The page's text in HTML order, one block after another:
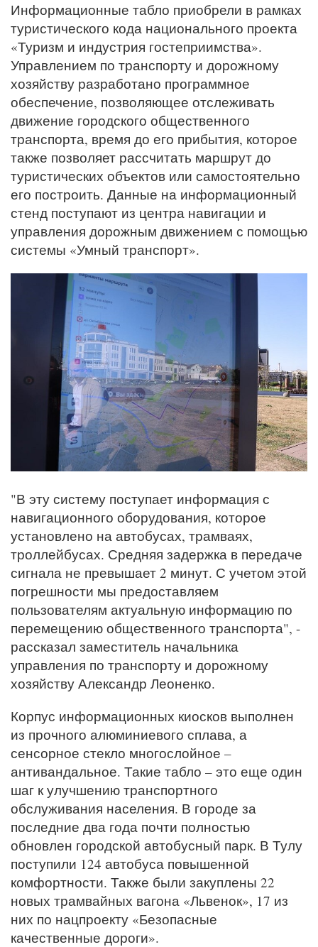
Информационные табло приобрели в рамках
туристического кода национального проекта
«Туризм и индустрия гостеприимства».
Управлением по транспорту и дорожному
хозяйству разработано программное
обеспечение, позволяющее отслеживать
движение городского общественного
транспорта, время до его прибытия, которое
также позволяет рассчитать маршрут до
туристических объектов или самостоятельно
его построить. Данные на информационный
стенд поступают из центра навигации и
управления дорожным движением с помощью
системы «Умный транспорт».
"В эту систему поступает информация с
навигационного оборудования, которое
установлено на автобусах, трамваях,
троллейбусах. Средняя задержка в передаче
сигнала не превышает 2 минут. С учетом этой
погрешности мы предоставляем
пользователям актуальную информацию по
перемещению общественного транспорта", -
рассказал заместитель начальника
управления по транспорту и дорожному
хозяйству Александр Леоненко.
Корпус информационных киосков выполнен
из прочного алюминиевого сплава, а
сенсорное стекло многослойное –
антивандальное. Такие табло – это еще один
шаг к улучшению транспортного
обслуживания населения. В городе за
последние два года почти полностью
обновлен городской автобусный парк. В Тулу
поступили 124 автобуса повышенной
комфортности. Также были закуплены 22
новых трамвайных вагона «Львенок», 17 из
них по нацпроекту «Безопасные
качественные дороги».